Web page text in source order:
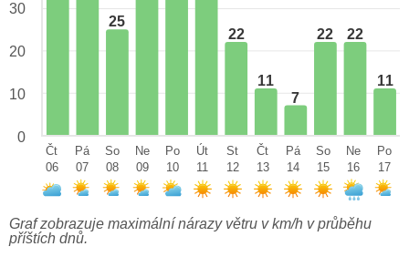
25
22
11
7
22 22
11
30
20
10
0
Čt
06
Pá
07
So
08
Ne
09
Po
10
Út
11
St
12
Čt
13
Pá
14
So
15
Ne
16
Po
17
Graf zobrazuje maximální nárazy větru v km/h v průběhu
příštích dnů.